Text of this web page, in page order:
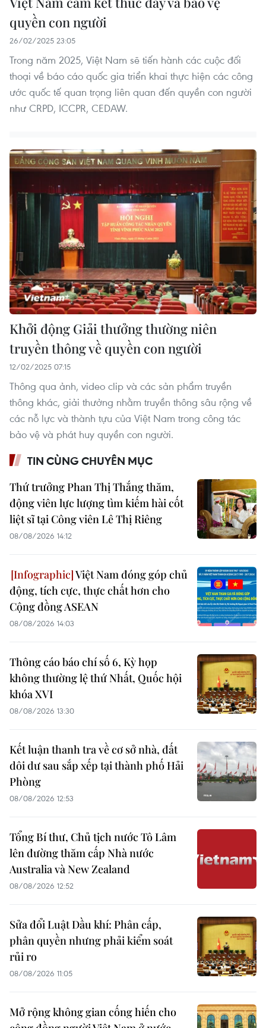
quyền con người
26/02/2025 23:05
Trong năm 2025, Việt Nam sẽ tiến hành các cuộc đối
thoại về báo cáo quốc gia triển khai thực hiện các công
ước quốc tế quan trọng liên quan đến quyền con người
như CRPD, ICCPR, CEDAW.
Khởi động Giải thưởng thường niên
truyền thông về quyền con người
12/02/2025 07:15
Thông qua ảnh, video clip và các sản phẩm truyền
thông khác, giải thưởng nhằm truyền thông sâu rộng về
các nỗ lực và thành tựu của Việt Nam trong công tác
bảo vệ và phát huy quyền con người.
TIN CÙNG CHUYÊN MỤC
Thứ trưởng Phan Thị Thắng thăm,
động viên lực lượng tìm kiếm hài cốt
liệt sĩ tại Công viên Lê Thị Riêng
08/08/2026 14:12
Việt Nam đóng góp chủ
động, tích cực, thực chất hơn cho
Cộng đồng ASEAN
08/08/2026 14:03
Thông cáo báo chí số 6, Kỳ họp
không thường lệ thứ Nhất, Quốc hội
khóa XVI
08/08/2026 13:30
Kết luận thanh tra về cơ sở nhà, đất
dôi dư sau sắp xếp tại thành phố Hải
Phòng
08/08/2026 12:53
Tổng Bí thư, Chủ tịch nước Tô Lâm
lên đường thăm cấp Nhà nước
Australia và New Zealand
08/08/2026 12:52
Sửa đổi Luật Dầu khí: Phân cấp,
phân quyền nhưng phải kiểm soát
rủi ro
08/08/2026 11:05
Mở rộng không gian cống hiến cho